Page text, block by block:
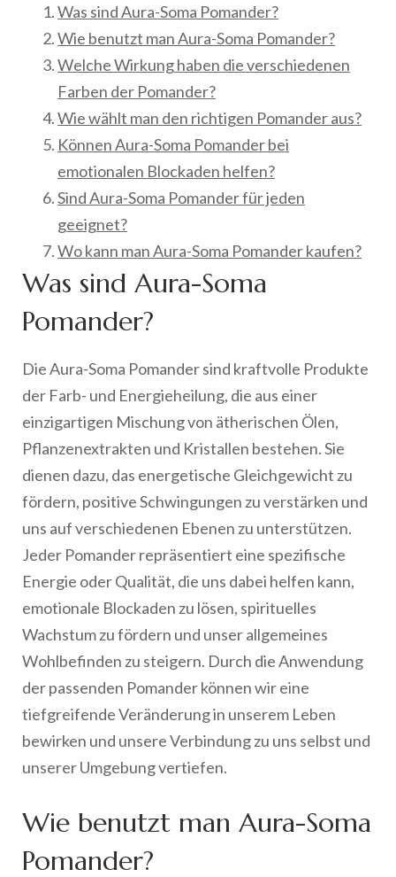
Was sind Aura-Soma Pomander?
Wie benutzt man Aura-Soma Pomander?
Welche Wirkung haben die verschiedenen
Farben der Pomander?
Wie wählt man den richtigen Pomander aus?
Können Aura-Soma Pomander bei
emotionalen Blockaden helfen?
Sind Aura-Soma Pomander für jeden
geeignet?
Wo kann man Aura-Soma Pomander kaufen?
Was sind Aura-Soma
Pomander?
Die Aura-Soma Pomander sind kraftvolle Produkte
der Farb- und Energieheilung, die aus einer
einzigartigen Mischung von ätherischen Ölen,
Pflanzenextrakten und Kristallen bestehen. Sie
dienen dazu, das energetische Gleichgewicht zu
fördern, positive Schwingungen zu verstärken und
uns auf verschiedenen Ebenen zu unterstützen.
Jeder Pomander repräsentiert eine spezifische
Energie oder Qualität, die uns dabei helfen kann,
emotionale Blockaden zu lösen, spirituelles
Wachstum zu fördern und unser allgemeines
Wohlbefinden zu steigern. Durch die Anwendung
der passenden Pomander können wir eine
tiefgreifende Veränderung in unserem Leben
bewirken und unsere Verbindung zu uns selbst und
unserer Umgebung vertiefen.
Wie benutzt man Aura-Soma
Pomander?